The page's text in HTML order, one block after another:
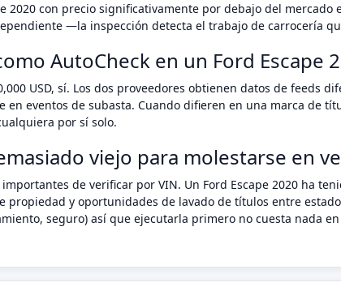
2020 con precio significativamente por debajo del
—la inspección detecta el trabajo de carrocería
AutoCheck en un Ford Escape
USD, sí. Los dos proveedores obtienen datos de feeds
en eventos de subasta. Cuando difieren en una marca de
por sí solo.
viejo para molestarse en
de verificar por VIN. Un Ford Escape 2020 ha
propiedad y oportunidades de lavado de títulos entre
seguro) así que ejecutarla primero no cuesta nada